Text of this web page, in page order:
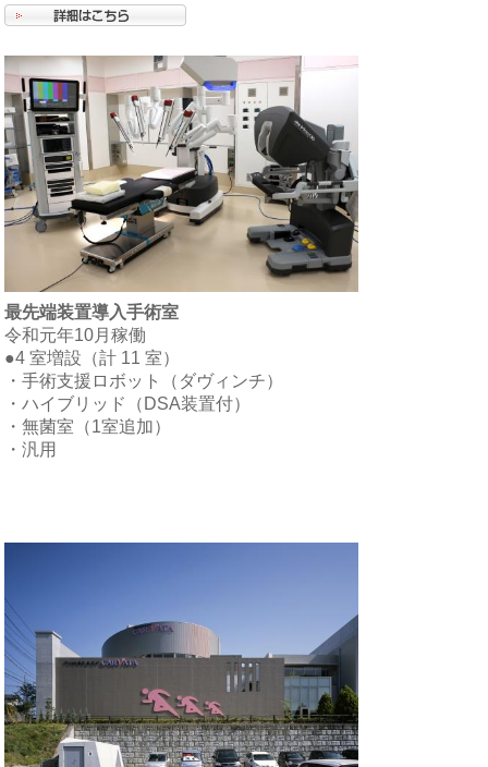
最先端装置導入手術室
令和元年10月稼働
●4 室増設（計 11 室）
・手術支援ロボット（ダヴィンチ）
・ハイブリッド（DSA装置付）
・無菌室（1室追加）
・汎用